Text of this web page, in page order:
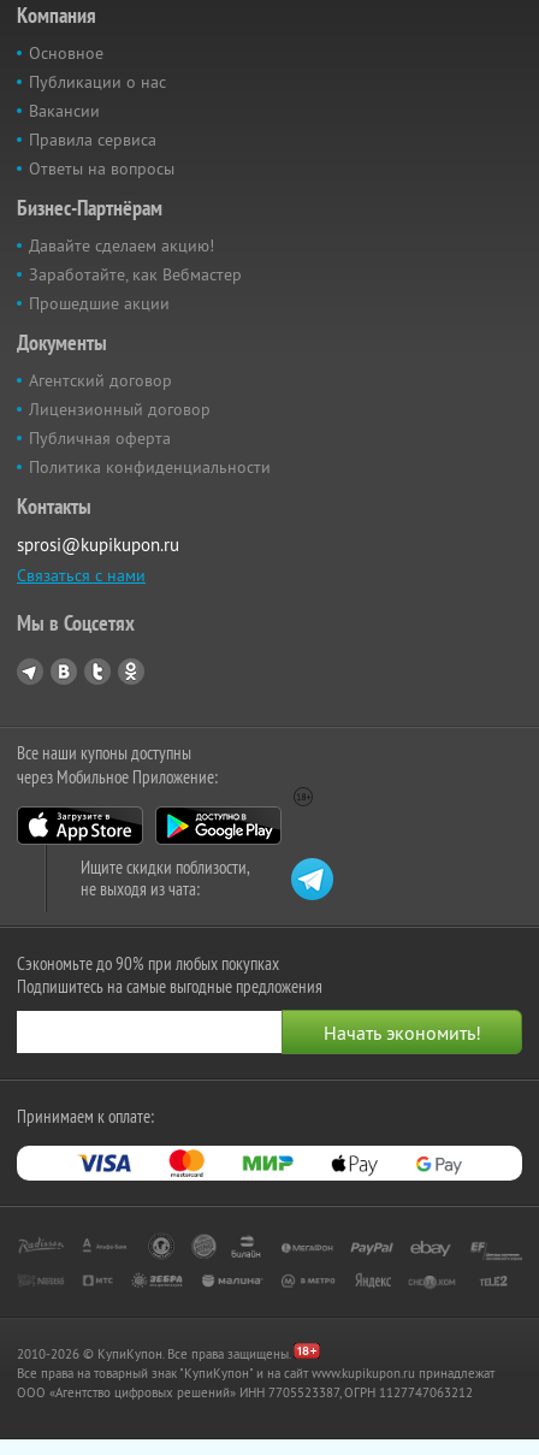
Компания
Основное
Публикации о нас
Вакансии
Правила сервиса
Ответы на вопросы
Бизнес-Партнёрам
Давайте сделаем акцию!
Заработайте, как Вебмастер
Прошедшие акции
Документы
Агентский договор
Лицензионный договор
Публичная оферта
Политика конфиденциальности
Контакты
sprosi@kupikupon.ru
Связаться с нами
Мы в Соцсетях
Все наши купоны доступны
через Мобильное Приложение:
Ищите скидки поблизости,
не выходя из чата:
Сэкономьте до 90% при любых покупках
Подпишитесь на самые выгодные предложения
Принимаем к оплате:
2010-2026 © КупиКупон. Все права защищены.
Все права на товарный знак "КупиКупон" и на сайт www.kupikupon.ru принадлежат
OOO «Агентство цифровых решений» ИНН 7705523387, ОГРН 1127747063212